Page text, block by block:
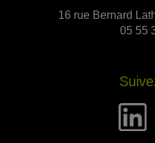
16 rue Bernard
05 55